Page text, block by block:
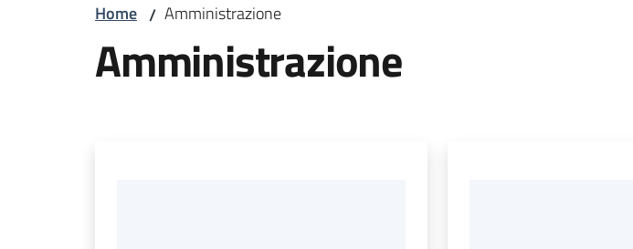
Home / Amministrazione
Amministrazione